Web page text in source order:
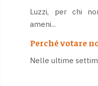
Luzzi, per chi
ameni...
Perché votare
Nelle ultime